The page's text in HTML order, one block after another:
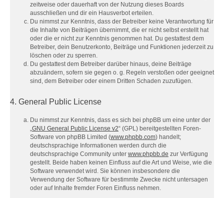
zeitweise oder dauerhaft von der Nutzung dieses Boards
ausschließen und dir ein Hausverbot erteilen.
Du nimmst zur Kenntnis, dass der Betreiber keine Verantwortung für
die Inhalte von Beiträgen übernimmt, die er nicht selbst erstellt hat
oder die er nicht zur Kenntnis genommen hat. Du gestattest dem
Betreiber, dein Benutzerkonto, Beiträge und Funktionen jederzeit zu
löschen oder zu sperren.
Du gestattest dem Betreiber darüber hinaus, deine Beiträge
abzuändern, sofern sie gegen o. g. Regeln verstoßen oder geeignet
sind, dem Betreiber oder einem Dritten Schaden zuzufügen.
4. General Public License
Du nimmst zur Kenntnis, dass es sich bei phpBB um eine unter der
„GNU General Public License v2“ (GPL) bereitgestellten Foren-
Software von phpBB Limited (www.phpbb.com) handelt;
deutschsprachige Informationen werden durch die
deutschsprachige Community unter www.phpbb.de zur Verfügung
gestellt. Beide haben keinen Einfluss auf die Art und Weise, wie die
Software verwendet wird. Sie können insbesondere die
Verwendung der Software für bestimmte Zwecke nicht untersagen
oder auf Inhalte fremder Foren Einfluss nehmen.